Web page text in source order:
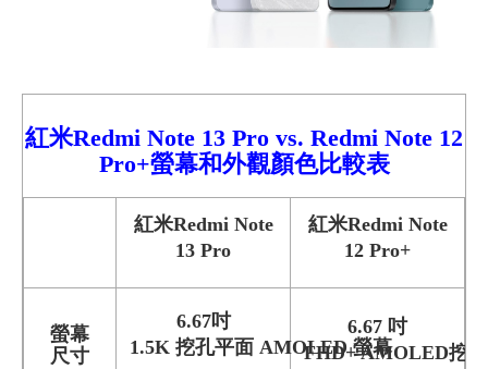
紅米Redmi Note 13 Pro vs. Redmi Note 12
Pro+螢幕和外觀顏色比較表
紅米Redmi Note
13 Pro
紅米Redmi Note
12 Pro+
螢幕
尺寸
6.67吋
1.5K 挖孔平面 AMOLED 螢幕
6.67 吋
FHD+ AMOLED挖